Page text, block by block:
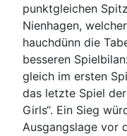
punktgleichen
Nienhagen,
hauchdünn die
besseren
gleich im ersten
das letzte Spiel
Girls“. Ein Sieg
Ausgangslage vor